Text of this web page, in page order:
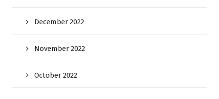
December 2022
November 2022
October 2022